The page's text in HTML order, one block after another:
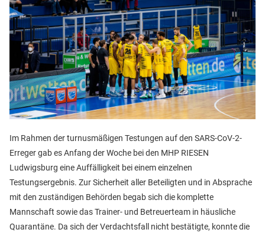
Im Rahmen der turnusmäßigen Testungen auf den SARS-CoV-2-
Erreger gab es Anfang der Woche bei den MHP RIESEN
Ludwigsburg eine Auffälligkeit bei einem einzelnen
Testungsergebnis. Zur Sicherheit aller Beteiligten und in Absprache
mit den zuständigen Behörden begab sich die komplette
Mannschaft sowie das Trainer- und Betreuerteam in häusliche
Quarantäne. Da sich der Verdachtsfall nicht bestätigte, konnte die